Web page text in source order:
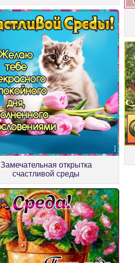
Замечательная открытка
счастливой среды